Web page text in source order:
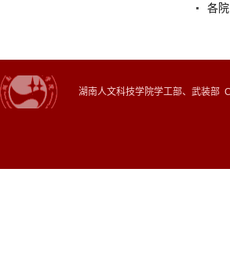
各
湖南人文科技学院学工部、武装